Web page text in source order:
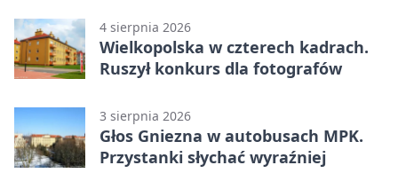
4 sierpnia 2026
Wielkopolska w czterech kadrach.
Ruszył konkurs dla fotografów
3 sierpnia 2026
Głos Gniezna w autobusach MPK.
Przystanki słychać wyraźniej